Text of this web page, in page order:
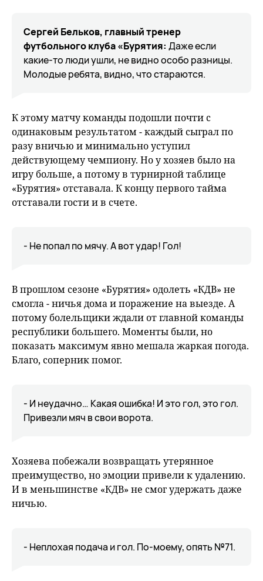
Сергей Бельков, главный тренер
футбольного клуба «Бурятия: Даже если
какие-то люди ушли, не видно особо разницы.
Молодые ребята, видно, что стараются.
К этому матчу команды подошли почти с
одинаковым результатом - каждый сыграл по
разу вничью и минимально уступил
действующему чемпиону. Но у хозяев было на
игру больше, а потому в турнирной таблице
«Бурятия» отставала. К концу первого тайма
отставали гости и в счете.
- Не попал по мячу. А вот удар! Гол!
В прошлом сезоне «Бурятия» одолеть «КДВ» не
смогла - ничья дома и поражение на выезде. А
потому болельщики ждали от главной команды
республики большего. Моменты были, но
показать максимум явно мешала жаркая погода.
Благо, соперник помог.
- И неудачно… Какая ошибка! И это гол, это гол.
Привезли мяч в свои ворота.
Хозяева побежали возвращать утерянное
преимущество, но эмоции привели к удалению.
И в меньшинстве «КДВ» не смог удержать даже
ничью.
- Неплохая подача и гол. По-моему, опять №71.